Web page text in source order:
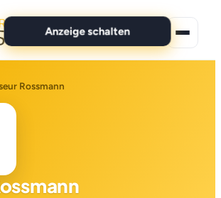
Anzeige schalten
Rossmann